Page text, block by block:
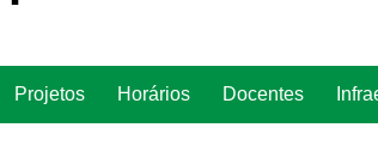
para
Projetos Horários Docentes